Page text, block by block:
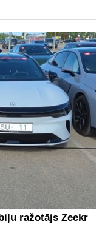
ražotājs Zeekr